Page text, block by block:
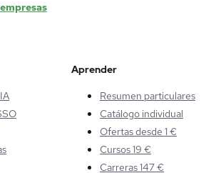
Aprender
Resumen particulares
Catálogo individual
Ofertas desde 1 €
Cursos 19 €
Carreras 147 €